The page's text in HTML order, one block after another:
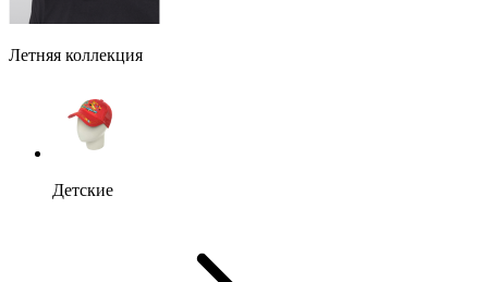
Летняя коллекция
Детские